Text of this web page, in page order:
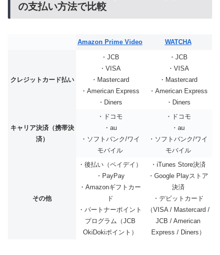
の支払い方法で比較
Amazon Prime Video WATCHA
クレジットカード払い
・JCB
・VISA
・Mastercard
・American Express
・Diners
・JCB
・VISA
・Mastercard
・American Express
・Diners
キャリア決済（携帯決
済）
・ドコモ
・au
・ソフトバンク/ワイ
モバイル
・ドコモ
・au
・ソフトバンク/ワイ
モバイル
その他
・後払い（ペイデイ）
・PayPay
・Amazonギフトカー
ド
・パートナーポイント
プログラム（JCB
OkiDokiポイント）
・iTunes Store決済
・Google Playストア
決済
・デビットカード
（VISA / Mastercard /
JCB / American
Express / Diners）